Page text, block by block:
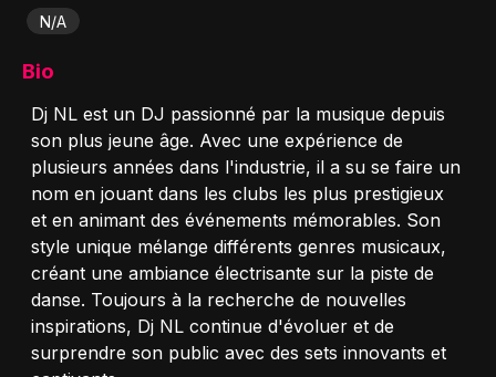
N/A
Bio
Dj NL est un DJ passionné par la musique depuis
son plus jeune âge. Avec une expérience de
plusieurs années dans l'industrie, il a su se faire un
nom en jouant dans les clubs les plus prestigieux
et en animant des événements mémorables. Son
style unique mélange différents genres musicaux,
créant une ambiance électrisante sur la piste de
danse. Toujours à la recherche de nouvelles
inspirations, Dj NL continue d'évoluer et de
surprendre son public avec des sets innovants et